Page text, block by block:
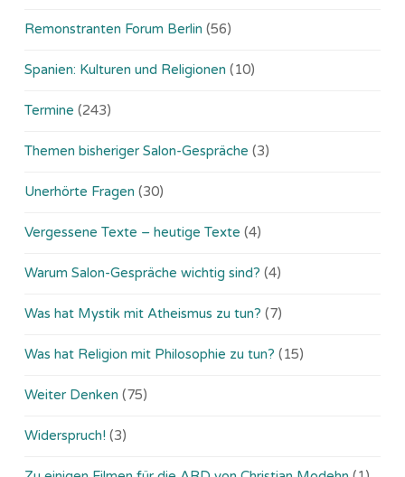
Remonstranten Forum Berlin (56)
Spanien: Kulturen und Religionen (10)
Termine (243)
Themen bisheriger Salon-Gespräche (3)
Unerhörte Fragen (30)
Vergessene Texte – heutige Texte (4)
Warum Salon-Gespräche wichtig sind? (4)
Was hat Mystik mit Atheismus zu tun? (7)
Was hat Religion mit Philosophie zu tun? (15)
Weiter Denken (75)
Widerspruch! (3)